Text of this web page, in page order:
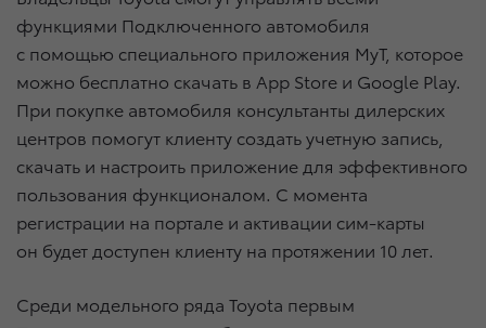
функциями Подключенного автомобиля
с помощью специального приложения MyT, которое
можно бесплатно скачать в App Store и Google Play.
При покупке автомобиля консультанты дилерских
центров помогут клиенту создать учетную запись,
скачать и настроить приложение для эффективного
пользования функционалом. С момента
регистрации на портале и активации сим-карты
он будет доступен клиенту на протяжении 10 лет.
Среди модельного ряда Toyota первым